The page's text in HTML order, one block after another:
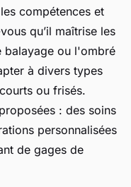
compétences et
qu’il maîtrise les
balayage ou l'ombré
à divers types
ou frisés.
: des soins
personnalisées
de gages de